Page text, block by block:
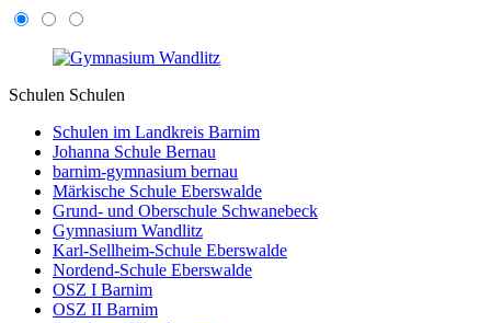
Schulen Schulen
Schulen im Landkreis Barnim
Johanna Schule Bernau
barnim-gymnasium bernau
Märkische Schule Eberswalde
Grund- und Oberschule Schwanebeck
Gymnasium Wandlitz
Karl-Sellheim-Schule Eberswalde
Nordend-Schule Eberswalde
OSZ I Barnim
OSZ II Barnim